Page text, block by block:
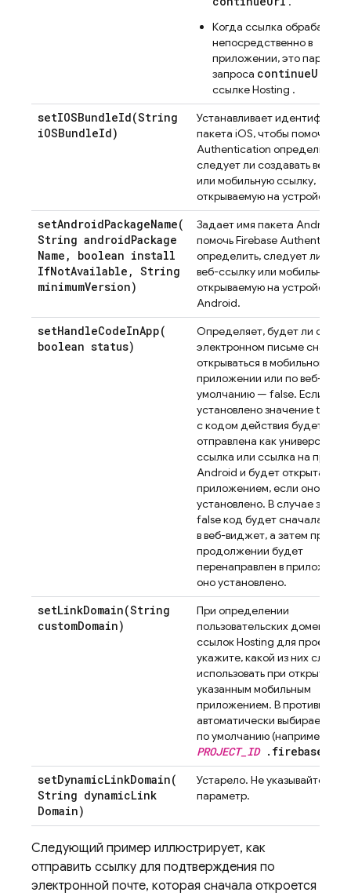
Когда ссылка
непосредственно в
приложении, это
запроса continueUrl
ссылкеHosting .
setIOSBundleId(String
iOSBundleId)
Устанавливает
пакета iOS, чтобы помочь
Authentication определить,
следует ли создавать веб-
или мобильную ссылку,
открываемую на устройстве
setAndroidPackageName(
String androidPackage
Name ,
boolean install
IfNotAvailable , String
minimumVersion)
Задает имя пакета Android,
помочьFirebase
определить, следует ли
веб-ссылку или мобильную
открываемую на устройстве
Android.
setHandleCodeInApp(
boolean status)
Определяет, будет ли
электронном письме сначала
открываться в мобильном
приложении или по веб-
умолчанию — false. Если
установлено значение true,
с кодом действия будет
отправлена ​​как
ссылка или ссылка на
Android и будет открыта
приложением, если оно
установлено. В случае
false код будет сначала
в веб-виджет, а затем при
продолжении будет
перенаправлен в
оно установлено.
setLinkDomain(String
customDomain)
При определении
пользовательских доменов
ссылокHosting для проекта
укажите, какой из них
использовать при открытии
указанным мобильным
приложением. В противном
автоматически выбирается
по умолчанию (например,
PROJECT_ID
setDynamicLinkDomain(
String dynamicLink
Domain)
Устарело. Не указывайте этот
параметр.
Следующий пример иллюстрирует, как
отправить ссылку для подтверждения по
электронной почте, которая сначала откроется